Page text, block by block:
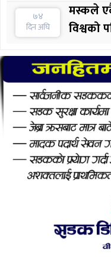
७४
दिन अघि
मस्कले
विश्वको